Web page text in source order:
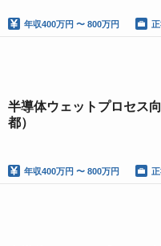
年収400万円 〜 800万円
半導体ウェットプロセス
都）
年収400万円 〜 800万円